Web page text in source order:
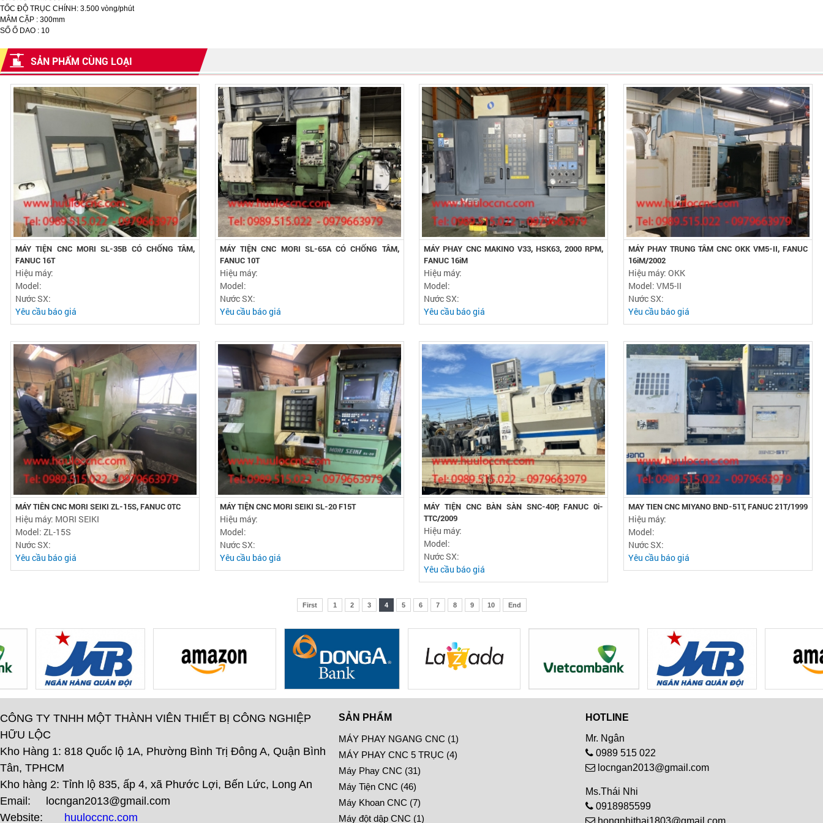
TỐC ĐỘ TRỤC CHÍNH: 3.500 vòng/phút
MÂM CẶP : 300mm
SỐ Ổ DAO : 10
SẢN PHẨM CÙNG LOẠI
MÁY TIỆN CNC MORI SL-35B CÓ CHỐNG TÂM,
FANUC 16T
Hiệu máy:
Model:
Nước SX:
Yêu cầu báo giá
MÁY TIỆN CNC MORI SL-65A CÓ CHỐNG TÂM,
FANUC 10T
Hiệu máy:
Model:
Nước SX:
Yêu cầu báo giá
MÁY PHAY CNC MAKINO V33, HSK63, 2000 RPM,
FANUC 16iM
Hiệu máy:
Model:
Nước SX:
Yêu cầu báo giá
MÁY PHAY TRUNG TÂM CNC OKK VM5-II, FANUC
16iM/2002
Hiệu máy: OKK
Model: VM5-II
Nước SX:
Yêu cầu báo giá
MÁY TIÊN CNC MORI SEIKI ZL-15S, FANUC 0TC
Hiệu máy: MORI SEIKI
Model: ZL-15S
Nước SX:
Yêu cầu báo giá
MÁY TIỆN CNC MORI SEIKI SL-20 F15T
Hiệu máy:
Model:
Nước SX:
Yêu cầu báo giá
MÁY TIỆN CNC BÀN SÀN SNC-40P, FANUC 0i-
TTC/2009
Hiệu máy:
Model:
Nước SX:
Yêu cầu báo giá
MAY TIEN CNC MIYANO BND-51T, FANUC 21T/1999
Hiệu máy:
Model:
Nước SX:
Yêu cầu báo giá
First 1 2 3 4 5 6 7 8 9 10 End
CÔNG TY TNHH MỘT THÀNH VIÊN THIẾT BỊ CÔNG NGHIỆP
HỮU LỘC
Kho Hàng 1: 818 Quốc lộ 1A, Phường Bình Trị Đông A, Quận Bình
Tân, TPHCM
Kho hàng 2: Tỉnh lộ 835, ấp 4, xã Phước Lợi, Bến Lức, Long An
Email: locngan2013@gmail.com
Website: huuloccnc.com
SẢN PHẨM
MÁY PHAY NGANG CNC (1)
MÁY PHAY CNC 5 TRỤC (4)
Máy Phay CNC (31)
Máy Tiện CNC (46)
Máy Khoan CNC (7)
Máy đột dập CNC (1)
HOTLINE
Mr. Ngân
0989 515 022
locngan2013@gmail.com
Ms.Thái Nhi
0918985599